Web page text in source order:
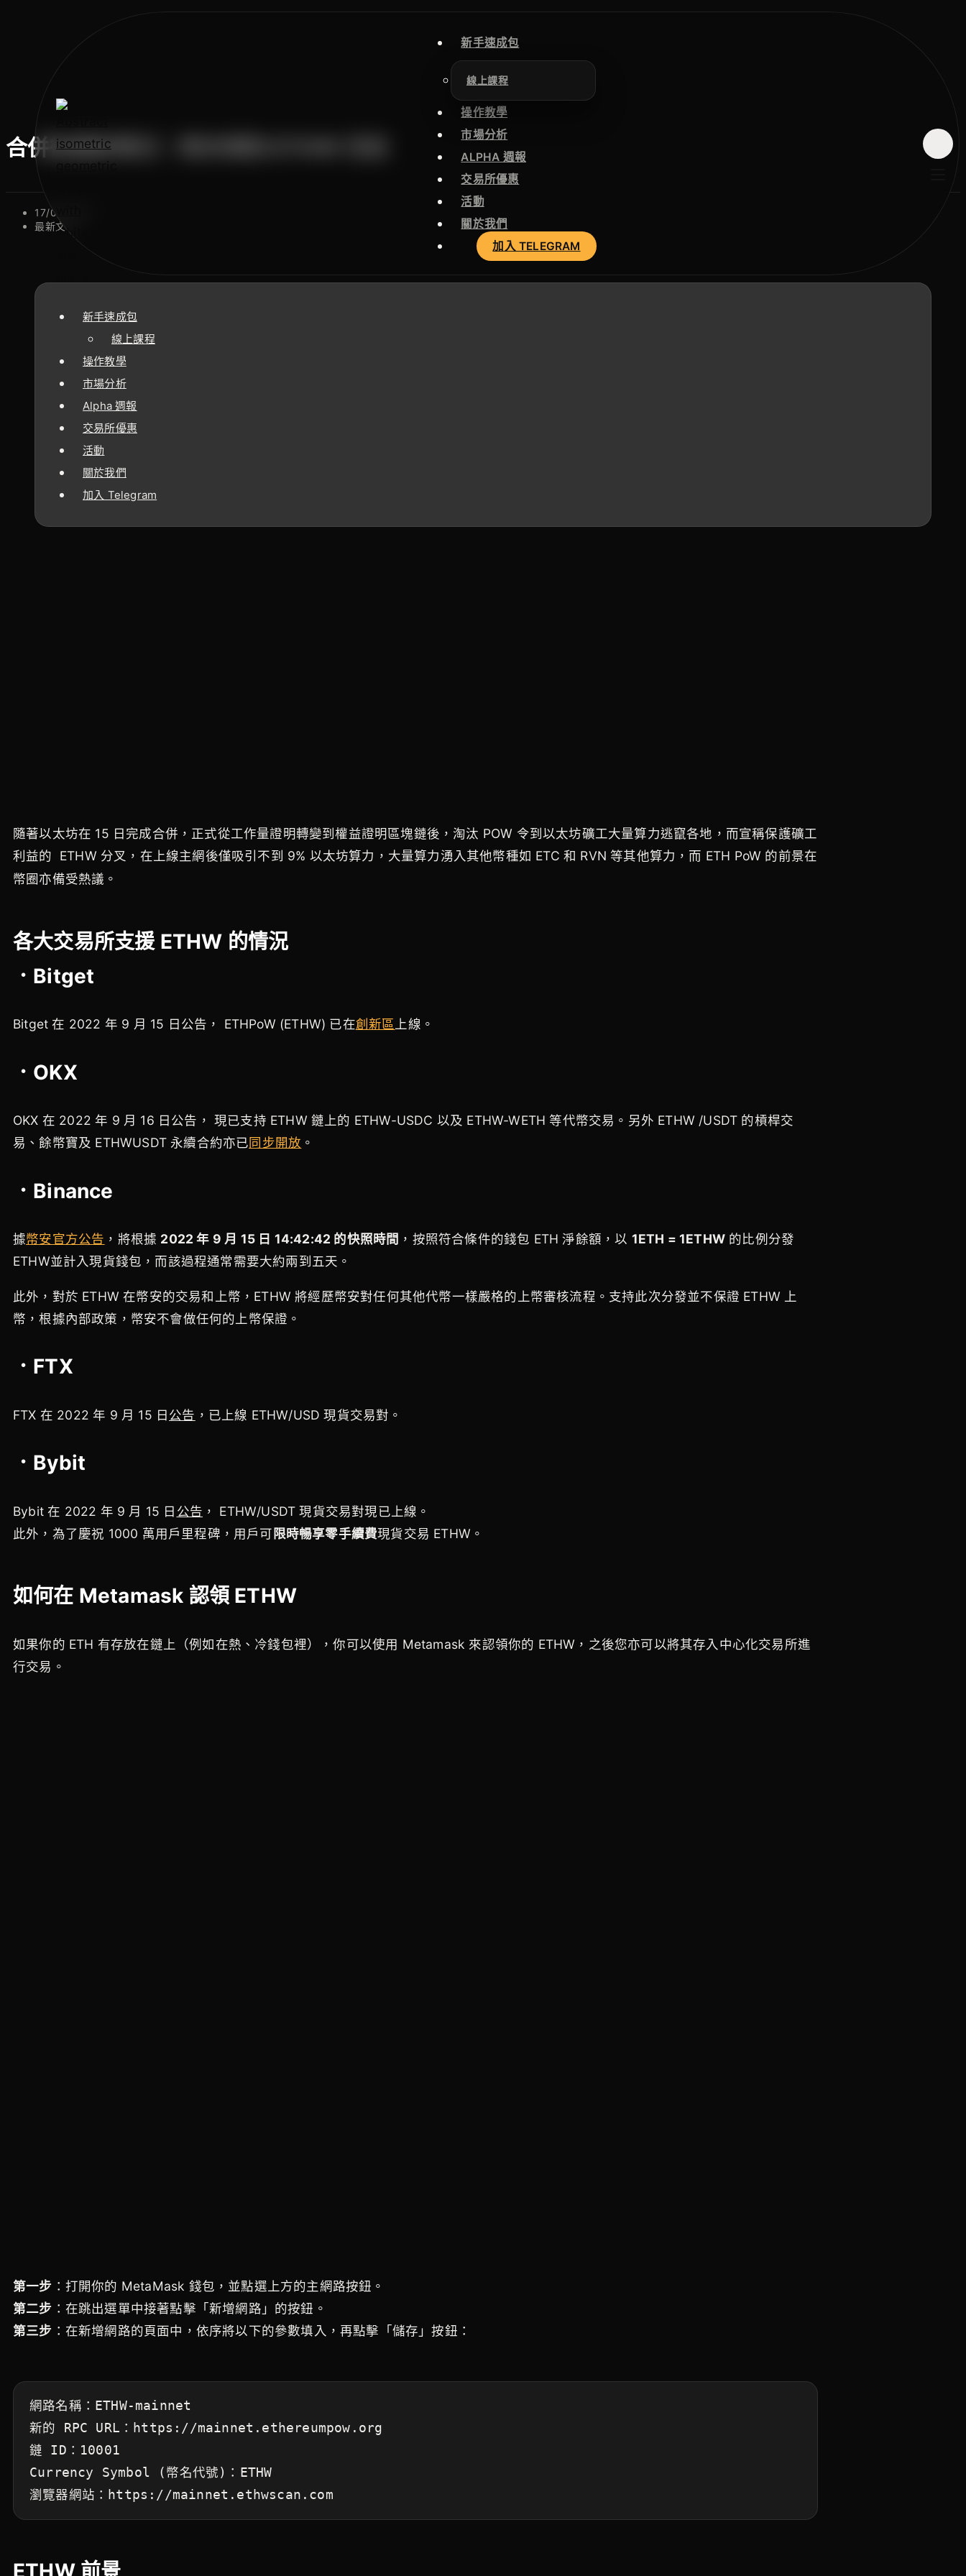
新手速成包
線上課程
操作教學
市場分析
ALPHA 週報
交易所優惠
活動
關於我們
加入 TELEGRAM
新手速成包
線上課程
操作教學
市場分析
Alpha 週報
交易所優惠
活動
關於我們
加入 Telegram
合併後最新情況｜教你領取 ETHW 空投
17/09/2022
最新文章
隨著以太坊在 15 日完成合併，正式從工作量證明轉變到權益證明區塊鏈後，淘汰 POW 令到以太坊礦工大量算力逃竄各地，而宣稱保護礦工
利益的 ETHW 分叉，在上線主網後僅吸引不到 9% 以太坊算力，大量算力湧入其他幣種如 ETC 和 RVN 等其他算力， 而 ETH PoW 的前景在
幣圈亦備受熱議。
各大交易所支援 ETHW 的情況
．Bitget
Bitget 在 2022 年 9 月 15 日公告， ETHPoW (ETHW) 已在創新區上線。
．OKX
OKX 在 2022 年 9 月 16 日公告， 現已支持 ETHW 鏈上的 ETHW-USDC 以及 ETHW-WETH 等代幣交易。另外 ETHW /USDT 的槓桿交
易、餘幣寶及 ETHWUSDT 永續合約亦已同步開放 。
．Binance
據幣安官方公告 ，將根據 2022 年 9 月 15 日 14:42:42 的快照時間 ，按照符合條件的錢包 ETH 淨餘額，以 1ETH = 1ETHW 的比例分發
ETHW並計入現貨錢包，而該過程通常需要大約兩到五天。
此外，對於 ETHW 在幣安的交易和上幣，ETHW 將經歷幣安對任何其他代幣一樣嚴格的上幣審核流程。支持此次分發並不保證 ETHW 上
幣，根據內部政策，幣安不會做任何的上幣保證。
．FTX
FTX 在 2022 年 9 月 15 日公告 ，已上線 ETHW/USD 現貨交易對。
．Bybit
Bybit 在 2022 年 9 月 15 日 公告 ，
ETHW/USDT 現貨交易對現已上線。
此外，為了慶祝 1000 萬用戶里程碑，用戶可限時暢享零手續費現貨交易 ETHW。
如何在 Metamask 認領 ETHW
如果你的 ETH 有存放在鏈上（例如在熱、冷錢包裡），你可以使用 Metamask 來認領你的 ETHW，之後您亦可以將其存入中心化交易所進
行交易。
第一步 ：打開你的 MetaMask 錢包，並點選上方的主網路按鈕。
第二步 ：在跳出選單中接著點擊「新增網路」的按鈕。
第三步 ：在新增網路的頁面中，依序將以下的參數填入，再點擊「儲存」按鈕：
網路名稱：ETHW-mainnet
新的 RPC URL：https://mainnet.ethereumpow.org
鏈 ID：10001
Currency Symbol (幣名代號)：ETHW
瀏覽器網站：https://mainnet.ethwscan.com
ETHW 前景